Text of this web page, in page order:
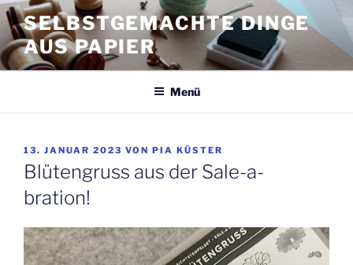
Zum
Inhalt
springen
SELBSTGEMACHTE DINGE
AUS PAPIER
Menü
VERÖFFENTLICHT
AM
13. JANUAR 2023 VON PIA KÜSTER
Blütengruss aus der Sale-a-
bration!